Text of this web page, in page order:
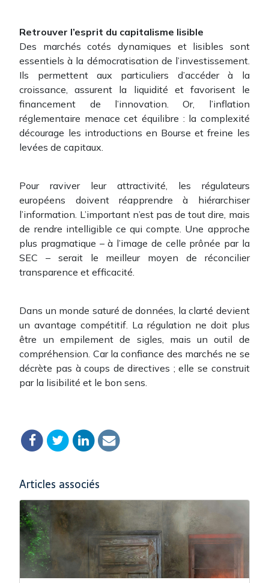
Retrouver l’esprit du capitalisme lisible
Des marchés cotés dynamiques et lisibles sont
essentiels à la démocratisation de l’investissement.
Ils permettent aux particuliers d’accéder à la
croissance, assurent la liquidité et favorisent le
financement de l’innovation. Or, l’inflation
réglementaire menace cet équilibre : la complexité
décourage les introductions en Bourse et freine les
levées de capitaux.
Pour raviver leur attractivité, les régulateurs
européens doivent réapprendre à hiérarchiser
l’information. L’important n’est pas de tout dire, mais
de rendre intelligible ce qui compte. Une approche
plus pragmatique – à l’image de celle prônée par la
SEC – serait le meilleur moyen de réconcilier
transparence et efficacité.
Dans un monde saturé de données, la clarté devient
un avantage compétitif. La régulation ne doit plus
être un empilement de sigles, mais un outil de
compréhension. Car la confiance des marchés ne se
décrète pas à coups de directives ; elle se construit
par la lisibilité et le bon sens.
Articles associés